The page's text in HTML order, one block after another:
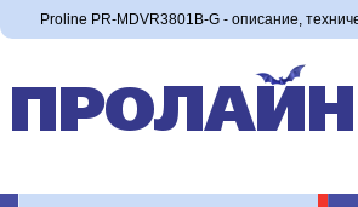
Proline PR-MDVR3801B-G - описание,